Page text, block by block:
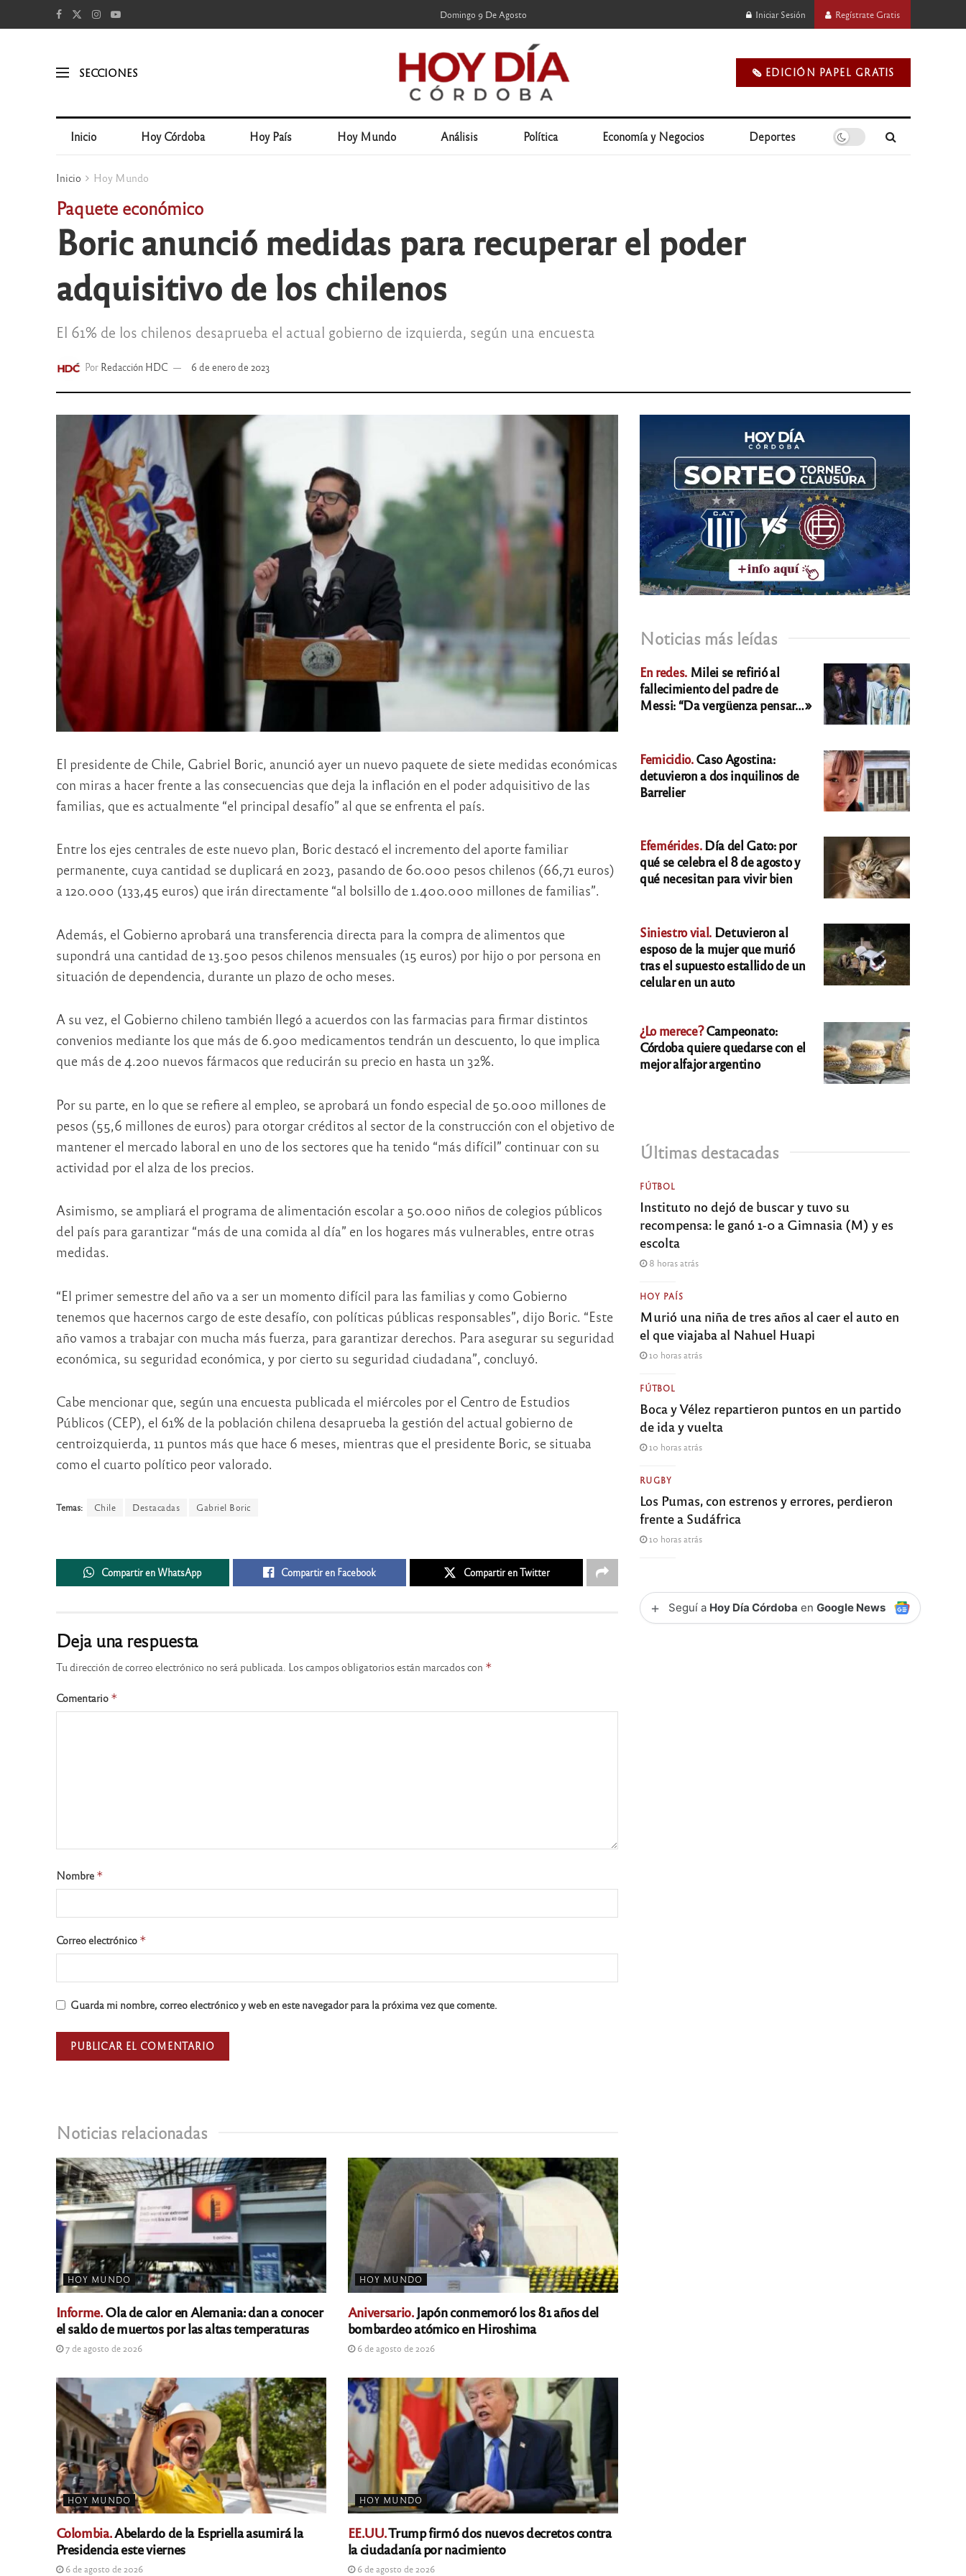
Domingo 9 De Agosto Iniciar Sesión Regístrate Gratis
SECCIONES 🗞️ EDICIÓN PAPEL GRATIS
Inicio Hoy Córdoba Hoy País Hoy Mundo Análisis Política Economía y Negocios Deportes
Inicio Hoy Mundo
Paquete económico
Boric anunció medidas para recuperar el poder
adquisitivo de los chilenos
El 61% de los chilenos desaprueba el actual gobierno de izquierda, según una encuesta
Por Redacción HDC 6 de enero de 2023
El presidente de Chile, Gabriel Boric, anunció ayer un nuevo paquete de siete medidas económicas
con miras a hacer frente a las consecuencias que deja la inflación en el poder adquisitivo de las
familias, que es actualmente “el principal desafío” al que se enfrenta el país.
Entre los ejes centrales de este nuevo plan, Boric destacó el incremento del aporte familiar
permanente, cuya cantidad se duplicará en 2023, pasando de 60.000 pesos chilenos (66,71 euros)
a 120.000 (133,45 euros) que irán directamente “al bolsillo de 1.400.000 millones de familias”.
Además, el Gobierno aprobará una transferencia directa para la compra de alimentos que
supondrá una cantidad de 13.500 pesos chilenos mensuales (15 euros) por hijo o por persona en
situación de dependencia, durante un plazo de ocho meses.
A su vez, el Gobierno chileno también llegó a acuerdos con las farmacias para firmar distintos
convenios mediante los que más de 6.900 medicamentos tendrán un descuento, lo que implica
que más de 4.200 nuevos fármacos que reducirán su precio en hasta un 32%.
Por su parte, en lo que se refiere al empleo, se aprobará un fondo especial de 50.000 millones de
pesos (55,6 millones de euros) para otorgar créditos al sector de la construcción con el objetivo de
mantener el mercado laboral en uno de los sectores que ha tenido “más difícil” continuar con su
actividad por el alza de los precios.
Asimismo, se ampliará el programa de alimentación escolar a 50.000 niños de colegios públicos
del país para garantizar “más de una comida al día” en los hogares más vulnerables, entre otras
medidas.
“El primer semestre del año va a ser un momento difícil para las familias y como Gobierno
tenemos que hacernos cargo de este desafío, con políticas públicas responsables”, dijo Boric. “Este
año vamos a trabajar con mucha más fuerza, para garantizar derechos. Para asegurar su seguridad
económica, su seguridad económica, y por cierto su seguridad ciudadana”, concluyó.
Cabe mencionar que, según una encuesta publicada el miércoles por el Centro de Estudios
Públicos (CEP), el 61% de la población chilena desaprueba la gestión del actual gobierno de
centroizquierda, 11 puntos más que hace 6 meses, mientras que el presidente Boric, se situaba
como el cuarto político peor valorado.
Temas: Chile Destacadas Gabriel Boric
Compartir en WhatsApp Compartir en Facebook Compartir en Twitter
Noticias relacionadas
HOY MUNDO
Informe.Ola de calor en Alemania: dan a conocer
el saldo de muertos por las altas temperaturas
7 de agosto de 2026
HOY MUNDO
Aniversario.Japón conmemoró los 81 años del
bombardeo atómico en Hiroshima
6 de agosto de 2026
HOY MUNDO
Colombia.Abelardo de la Espriella asumirá la
Presidencia este viernes
6 de agosto de 2026
HOY MUNDO
EE.UU.Trump firmó dos nuevos decretos contra
la ciudadanía por nacimiento
6 de agosto de 2026
Deja una respuesta
Tu dirección de correo electrónico no será publicada. Los campos obligatorios están marcados con *
Comentario *
Nombre *
Correo electrónico *
Guarda mi nombre, correo electrónico y web en este navegador para la próxima vez que comente.
Noticias más leídas
En redes. Milei se refirió al
fallecimiento del padre de
Messi: “Da vergüenza pensar…»
Femicidio.Caso Agostina:
detuvieron a dos inquilinos de
Barrelier
Efemérides.Día del Gato: por
qué se celebra el 8 de agosto y
qué necesitan para vivir bien
Siniestro vial. Detuvieron al
esposo de la mujer que murió
tras el supuesto estallido de un
celular en un auto
¿Lo merece?Campeonato:
Córdoba quiere quedarse con el
mejor alfajor argentino
Últimas destacadas
FÚTBOL
Instituto no dejó de buscar y tuvo su
recompensa: le ganó 1-0 a Gimnasia (M) y es
escolta
8 horas atrás
HOY PAÍS
Murió una niña de tres años al caer el auto en
el que viajaba al Nahuel Huapi
10 horas atrás
FÚTBOL
Boca y Vélez repartieron puntos en un partido
de ida y vuelta
10 horas atrás
RUGBY
Los Pumas, con estrenos y errores, perdieron
frente a Sudáfrica
10 horas atrás
+ Seguí a Hoy Día Córdoba enGoogle News